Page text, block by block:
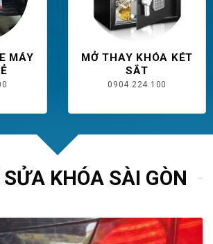
MÁY
MỞ THAY KHÓA KÉT
SẮT
0904.224.100
KHÓA SÀI GÒN